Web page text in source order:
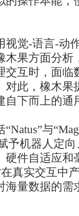
视觉-语言-动
木果方面分析
交互时，面临
对此，橡木果
自下而上的通
与
予机器人定
硬件自适应和
在真实交互中
海量数据的需